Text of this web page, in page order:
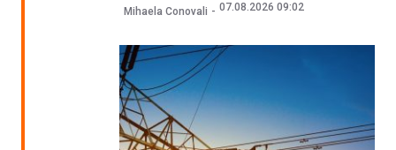
Mihaela Conovali 07.08.2026 09:02